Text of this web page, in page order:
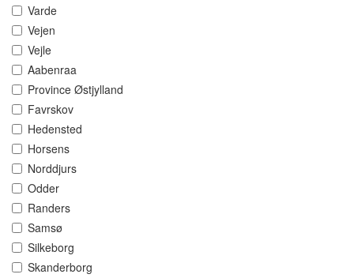
Varde
Vejen
Vejle
Aabenraa
Province Østjylland
Favrskov
Hedensted
Horsens
Norddjurs
Odder
Randers
Samsø
Silkeborg
Skanderborg